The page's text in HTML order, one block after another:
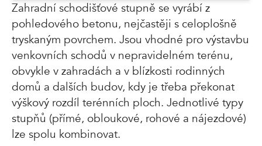
Zahradní schodišťové stupně se vyrábí z
pohledového betonu, nejčastěji s celoplošně
tryskaným povrchem. Jsou vhodné pro výstavbu
venkovních schodů v nepravidelném terénu,
obvykle v zahradách a v blízkosti rodinných
domů a dalších budov, kdy je třeba překonat
výškový rozdíl terénních ploch. Jednotlivé typy
stupňů (přímé, obloukové, rohové a nájezdové)
lze spolu kombinovat.